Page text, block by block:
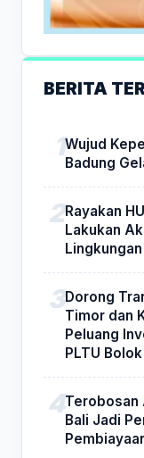
BERITA
Wujud
Badung
Rayakan
Lakukan
Lingkungan
Dorong
Timor dan
Peluang
PLTU Bolok
Terobosan
Bali Jadi